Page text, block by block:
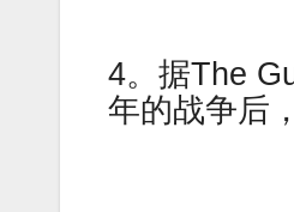
4。据The
年的战争后